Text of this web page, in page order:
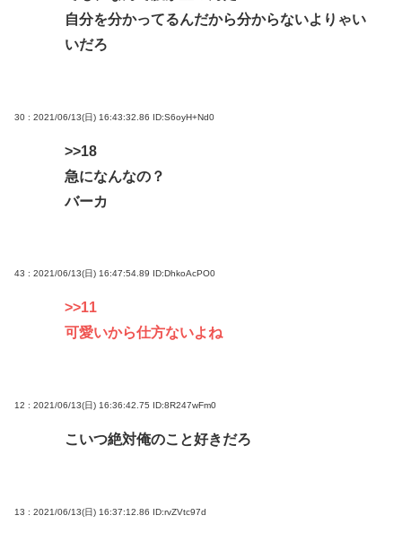
自分を分かってるんだから分からないよりゃい
いだろ
30 : 2021/06/13(日) 16:43:32.86 ID:S6oyH+Nd0
>>18
急になんなの？
バーカ
43 : 2021/06/13(日) 16:47:54.89 ID:DhkoAcPO0
>>11
可愛いから仕方ないよね
12 : 2021/06/13(日) 16:36:42.75 ID:8R247wFm0
こいつ絶対俺のこと好きだろ
13 : 2021/06/13(日) 16:37:12.86 ID:rvZVtc97d